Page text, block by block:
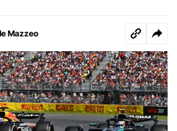
Mazzeo